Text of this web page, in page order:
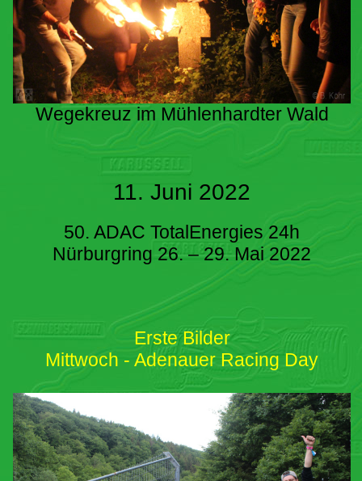
Wegekreuz im Mühlenhardter Wald
11. Juni 2022
50. ADAC TotalEnergies 24h
Nürburgring 26. – 29. Mai 2022
Erste Bilder
Mittwoch - Adenauer Racing Day